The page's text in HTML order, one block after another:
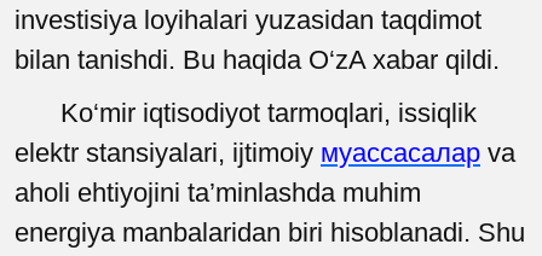
investisiya loyihalari yuzasidan taqdimot
bilan tanishdi. Bu haqida O‘zA xabar qildi.
Ko‘mir iqtisodiyot tarmoqlari, issiqlik
elektr stansiyalari, ijtimoiy муассасалар va
aholi ehtiyojini ta’minlashda muhim
energiya manbalaridan biri hisoblanadi. Shu